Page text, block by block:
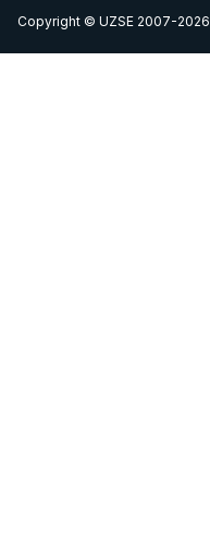
Copyright © UZSE 2007-2026